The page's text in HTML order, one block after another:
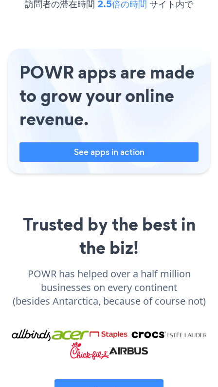
訪問者の滞在時間 2.5倍の時間 サイト内で
POWR apps are made
to grow your online
revenue.
See apps in action
Trusted by the best in
the biz!
POWR has helped over a half million
businesses on every continent
(besides Antarctica, because of course not)